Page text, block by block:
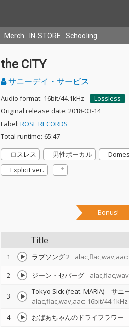
Merch IN-STORE Schooling
the CITY
サニーデイ・サービス
Audio format: 16bit/44.1kHz
Lossless
Original release date: 2018-03-14
Label: ROSE RECORDS
Total runtime: 65:47
ロスレス
男性ボーカル
Explicit ver.
Bonus!
Title
1 ラブソング 2
2
ジーン・セバーグ
3 Tokyo Sick (feat. MARIA)--サニ
alac,flac,wav,aac: 16bit/44.1kHz
4 おばあちゃんのドライフラワー